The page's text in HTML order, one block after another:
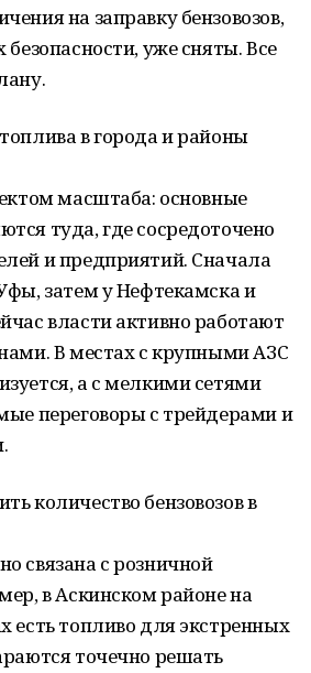
на заправку бензовозов,
безопасности, уже сняты. Все
в города и районы
масштаба: основные
туда, где сосредоточено
и предприятий. Сначала
затем у Нефтекамска и
власти активно работают
В местах с крупными АЗС
а с мелкими сетями
переговоры с трейдерами и
количество бензовозов в
связана с розничной
в Аскинском районе на
есть топливо для экстренных
точечно решать